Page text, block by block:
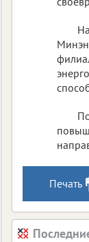
Печать